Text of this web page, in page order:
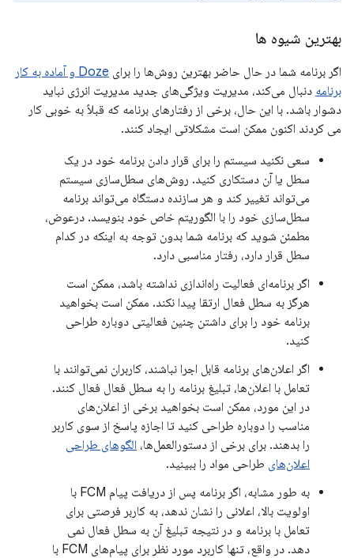
بهترین شیوه ها
اگر برنامه شما در حال حاضر بهترین روش‌ها را برای
Doze و آماده به کار
برنامه دنبال می‌کند، مدیریت ویژگی‌های جدید مدیریت انرژی نباید
دشوار باشد. با این حال، برخی از رفتارهای برنامه که قبلاً به خوبی کار
می کردند اکنون ممکن است مشکلاتی ایجاد کنند.
سعی نکنید سیستم را برای قرار دادن برنامه خود در یک
سطل یا آن دستکاری کنید. روش‌های سطل‌سازی سیستم
می‌تواند تغییر کند و هر سازنده دستگاه می‌تواند برنامه
سطل‌سازی خود را با الگوریتم خاص خود بنویسد. درعوض،
مطمئن شوید که برنامه شما بدون توجه به اینکه در کدام
سطل قرار دارد، رفتار مناسبی دارد.
اگر برنامه‌ای فعالیت راه‌اندازی نداشته باشد، ممکن است
هرگز به سطل فعال ارتقا پیدا نکند. ممکن است بخواهید
برنامه خود را برای داشتن چنین فعالیتی دوباره طراحی
کنید.
اگر اعلان‌های برنامه قابل اجرا نباشند، کاربران نمی‌توانند با
تعامل با اعلان‌ها، تبلیغ برنامه را به سطل فعال فعال کنند.
در این مورد، ممکن است بخواهید برخی از اعلان‌های
مناسب را دوباره طراحی کنید تا اجازه پاسخ از سوی کاربر
را بدهند. برای برخی از دستورالعمل‌ها، الگوهای طراحی
اعلان‌های طراحی مواد را ببینید.
به طور مشابه، اگر برنامه پس از دریافت پیام FCM با
اولویت بالا، اعلانی را نشان ندهد، به کاربر فرصتی برای
تعامل با برنامه و در نتیجه تبلیغ آن به سطل فعال نمی
دهد. در واقع، تنها کاربرد مورد نظر برای پیام‌های FCM با